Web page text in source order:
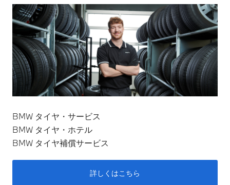
BMW タイヤ・サービス
BMW タイヤ・ホテル
BMW タイヤ補償サービス
詳しくはこちら